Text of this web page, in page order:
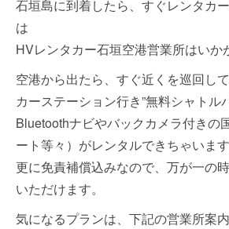
石垣島に到着したら、すぐレンタカ
は
HVレンタカー石垣空港営業所はいか
空港から出たら、すぐ近くを巡回し
カーステーション行き”無料シャトル
Bluetoothナビやバックカメラ付きの
ート等々）がレンタルできちゃいま
更に免責補償込みなので、万が一の
いただけます。
気になるプランは、下記の営業所案